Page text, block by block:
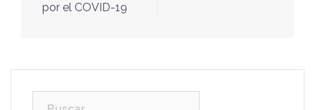
por el COVID-19